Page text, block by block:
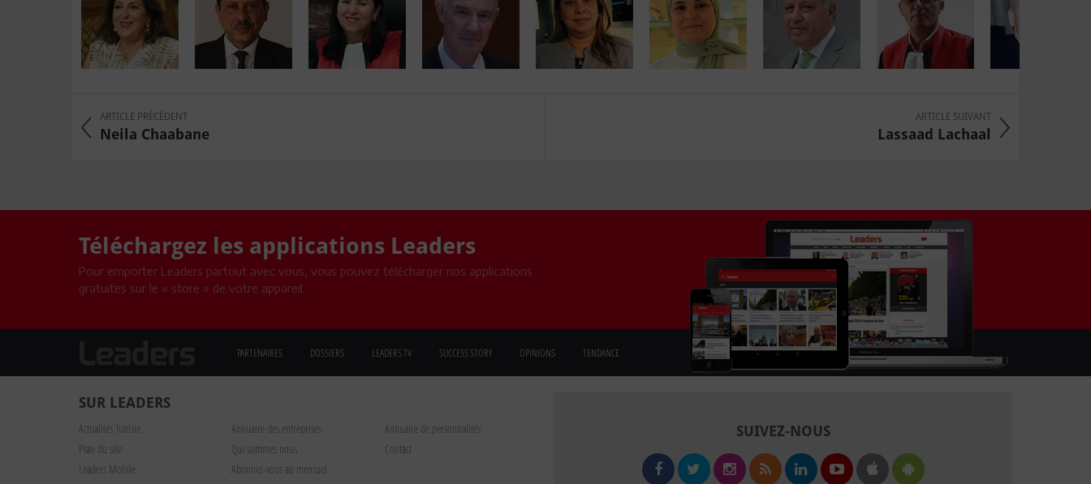
ARTICLE PRÉCÉDENT
Neila Chaabane
ARTICLE SUIVANT
Lassaad Lachaal
Téléchargez les applications Leaders
Pour emporter Leaders partout avec vous, vous pouvez télécharger nos applications
gratuites sur le « store » de votre appareil.
PARTENAIRES DOSSIERS LEADERS TV SUCCESS STORY OPINIONS TENDANCE
SUR LEADERS
Actualités Tunisie Annuaire des entreprises
Annuaire de personnalités
Plan du site
Qui sommes nous
Contact
Leaders Mobile
Abonnez-vous au mensuel
SUIVEZ-NOUS